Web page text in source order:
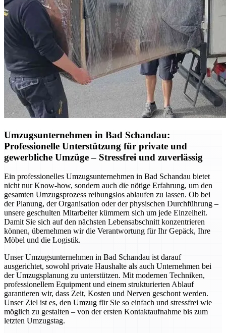
Umzugsunternehmen in Bad Schandau:
Professionelle Unterstützung für private und
gewerbliche Umzüge – Stressfrei und zuverlässig
Ein professionelles Umzugsunternehmen in Bad Schandau bietet
nicht nur Know-how, sondern auch die nötige Erfahrung, um den
gesamten Umzugsprozess reibungslos ablaufen zu lassen. Ob bei
der Planung, der Organisation oder der physischen Durchführung –
unsere geschulten Mitarbeiter kümmern sich um jede Einzelheit.
Damit Sie sich auf den nächsten Lebensabschnitt konzentrieren
können, übernehmen wir die Verantwortung für Ihr Gepäck, Ihre
Möbel und die Logistik.
Unser Umzugsunternehmen in Bad Schandau ist darauf
ausgerichtet, sowohl private Haushalte als auch Unternehmen bei
der Umzugsplanung zu unterstützen. Mit modernen Techniken,
professionellem Equipment und einem strukturierten Ablauf
garantieren wir, dass Zeit, Kosten und Nerven geschont werden.
Unser Ziel ist es, den Umzug für Sie so einfach und stressfrei wie
möglich zu gestalten – von der ersten Kontaktaufnahme bis zum
letzten Umzugstag.